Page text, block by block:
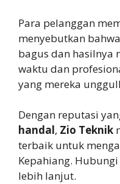
Para pelanggan
menyebutkan
bagus dan hasilnya
waktu dan
yang mereka
Dengan reputasi
handal, Zio Teknik
terbaik untuk
Kepahiang.
lebih lanjut.